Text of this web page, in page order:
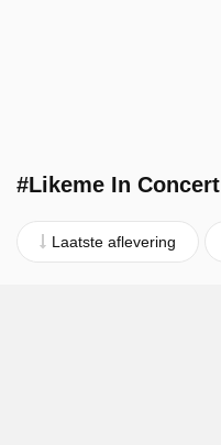
#Likeme In Concert
Laatste aflevering